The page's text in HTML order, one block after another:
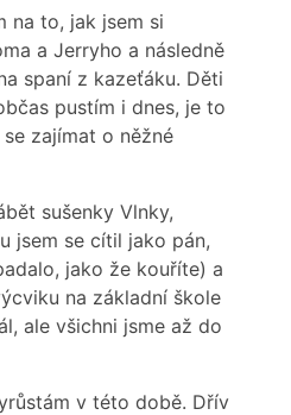
na to, jak jsem si
a Jerryho a následně
spaní z kazeťáku. Děti
pustím i dnes, je to
zajímat o něžné
sušenky Vlnky,
jsem se cítil jako pán,
jako že kouříte) a
na základní škole
ale všichni jsme až do
v této době. Dřív